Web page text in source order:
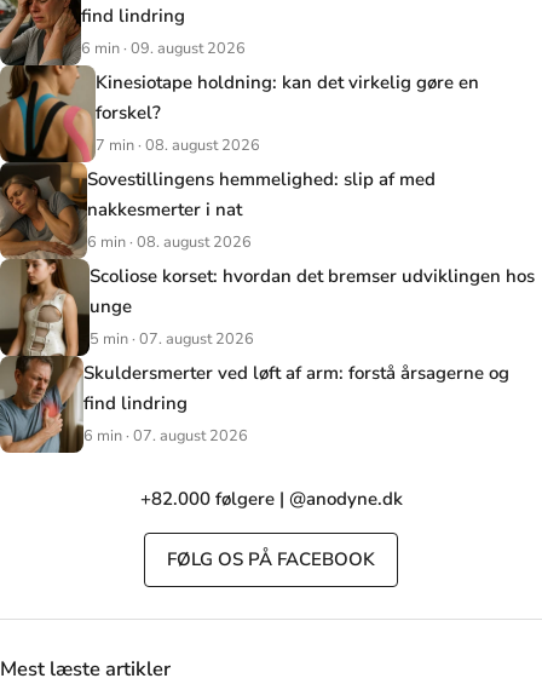
find lindring
6 min · 09. august 2026
Kinesiotape holdning: kan det virkelig gøre en
forskel?
7 min · 08. august 2026
Sovestillingens hemmelighed: slip af med
nakkesmerter i nat
6 min · 08. august 2026
Scoliose korset: hvordan det bremser udviklingen hos
unge
5 min · 07. august 2026
Skuldersmerter ved løft af arm: forstå årsagerne og
find lindring
6 min · 07. august 2026
+82.000 følgere | @anodyne.dk
FØLG OS PÅ FACEBOOK
Mest læste artikler